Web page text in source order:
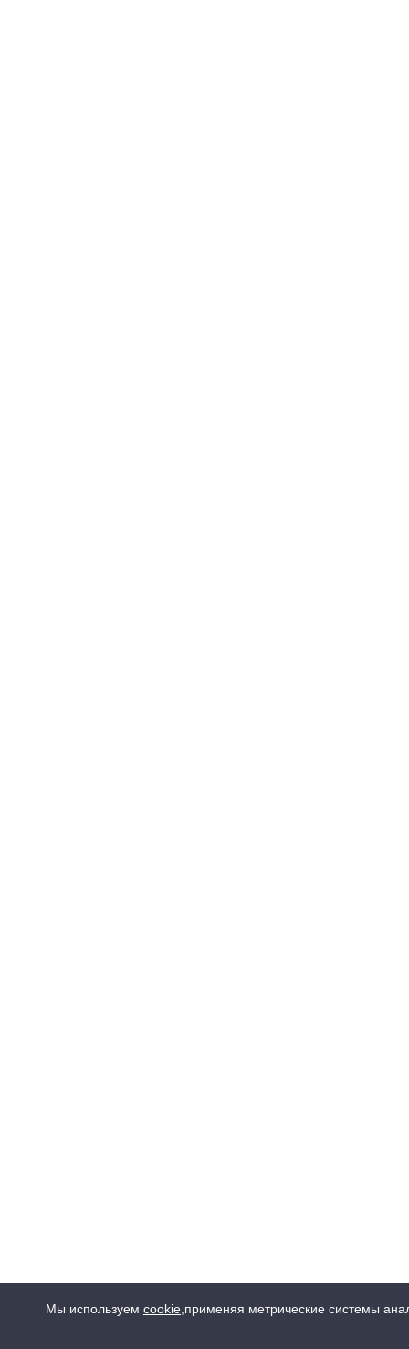
Мы используем cookie применяя метрические системы